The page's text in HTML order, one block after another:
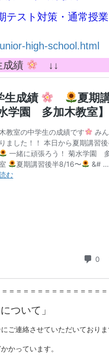
スト対策・通常授
high-school.html
成績 ↓↓
＝＝＝＝＝＝＝＝＝＝＝＝＝
ついて」
ご連絡させていただいておりま
かっています。